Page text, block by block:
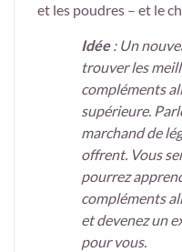
et les poudres – et le
Idée : Un
trouver les
compléments
supérieure.
marchand de
offrent. Vous
pourrez
compléments
et devenez un
pour vous.